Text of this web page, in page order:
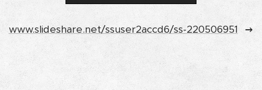
www.slideshare.net/ssuser2accd6/ss-220506951